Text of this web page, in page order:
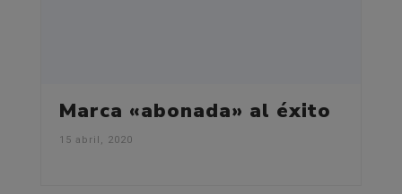
Marca «abonada» al éxito
15 abril, 2020